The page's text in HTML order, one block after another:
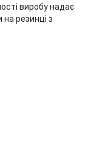
виробу надає
резинці з